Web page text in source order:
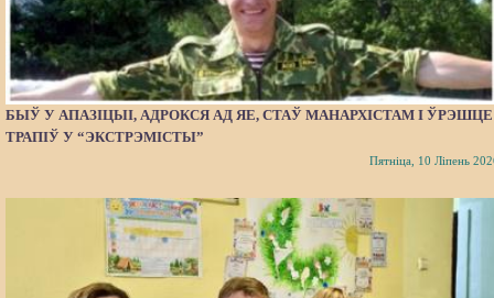
БЫЎ У АПАЗІЦЫІ, АДРОКСЯ АД ЯЕ, СТАЎ МАНАРХІСТАМ І ЎРЭШЦЕ
ТРАПІЎ У “ЭКСТРЭМІСТЫ”
Пятніца, 10 Ліпень